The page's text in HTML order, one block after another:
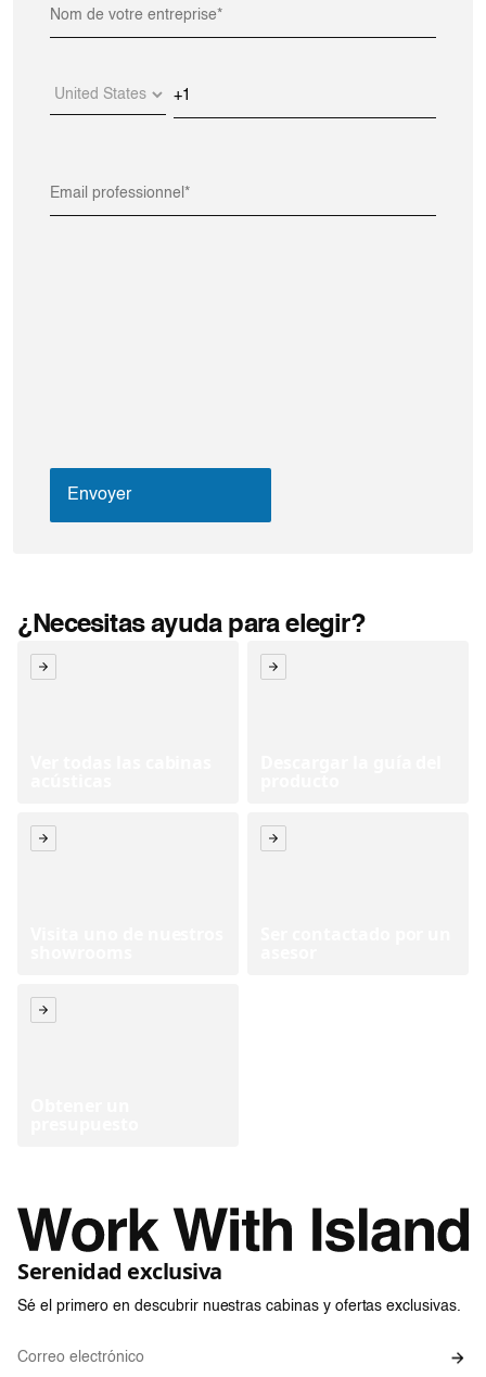
¿Necesitas ayuda para elegir?
Serenidad exclusiva
Sé el primero en descubrir nuestras cabinas y ofertas exclusivas.